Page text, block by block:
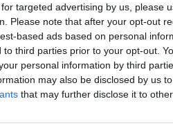
targeted advertising by us, please
Please note that after your opt-out
based ads based on personal
to third parties prior to your opt-out.
personal information by third
may also be disclosed by us
that may further disclose it to
director global de la
su origen.
durante los últimos
de tenis. Entre 2015 y
que la marca alemana
tenis, el voleibol, la